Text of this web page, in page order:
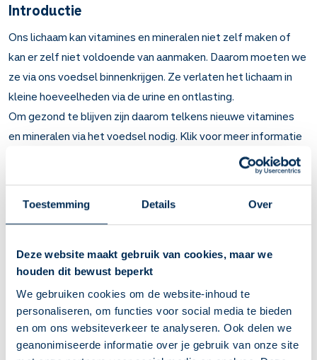
Toestemming Details Over
Deze website maakt gebruik van cookies, maar we
houden dit bewust beperkt
We gebruiken cookies om de website-inhoud te
personaliseren, om functies voor social media te bieden
en om ons websiteverkeer te analyseren. Ook delen we
geanonimiseerde informatie over je gebruik van onze site
Introductie
Ons lichaam kan vitamines en mineralen niet zelf maken of
kan er zelf niet voldoende van aanmaken. Daarom moeten we
ze via ons voedsel binnenkrijgen. Ze verlaten het lichaam in
kleine hoeveelheden via de urine en ontlasting.
Om gezond te blijven zijn daarom telkens nieuwe vitamines
en mineralen via het voedsel nodig. Klik voor meer informatie
(https://www.apotheek.nl/themas/vitamines-en-mineralen)
Een preparaat met een combinatie van de meest essentiële
Belangrijk om te weten over Multivitamines en
mineralen
Om gezond te blijven heeft het lichaam vitamines en
mineralen nodig. De meeste mensen krijgen voldoende
vitamines en mineralen binnen met het eten.